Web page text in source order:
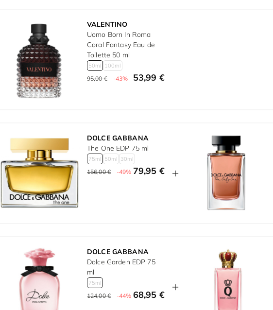
VALENTINO
Uomo Born In Roma
Coral Fantasy Eau de
Toilette 50 ml
50ml 100ml
95,00 € -43% 53,99 €
DOLCE GABBANA
The One EDP 75 ml
75ml 50ml 30ml
156,00 € -49% 79,95 €
DOLCE GABBANA
Dolce Garden EDP 75
ml
75ml
124,00 € -44% 68,95 €